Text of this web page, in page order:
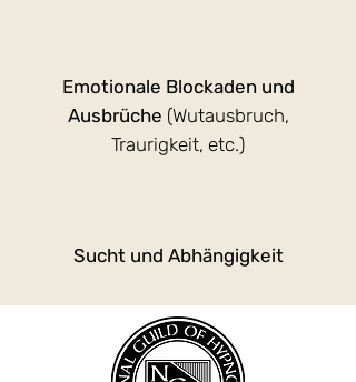
Emotionale Blockaden und
Ausbrüche (Wutausbruch,
Traurigkeit, etc.)
Sucht und Abhängigkeit